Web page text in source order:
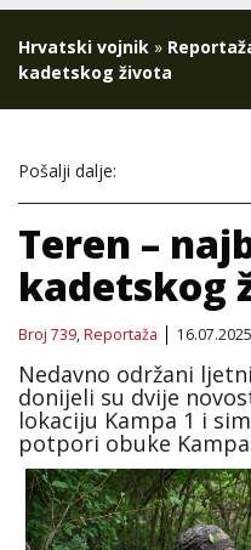
Hrvatski vojnik »
kadetskog života
Pošalji dalje:
Teren –
kadetskog
Broj 739,Reportaža 16.07.2025
Nedavno održani
donijeli su dvije
lokaciju Kampa 1 i
potpori obuke